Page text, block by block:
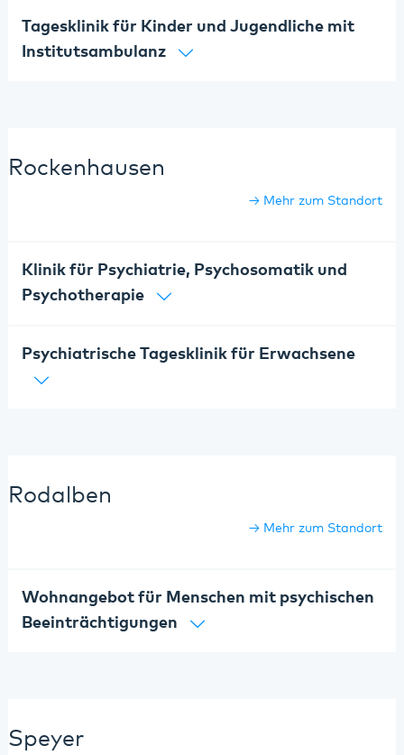
Tagesklinik für Kinder und Jugendliche mit
Institutsambulanz
Rockenhausen
Mehr zum Standort
Klinik für Psychiatrie, Psychosomatik und
Psychotherapie
Psychiatrische Tagesklinik für Erwachsene
Rodalben
Mehr zum Standort
Wohnangebot für Menschen mit psychischen
Beeinträchtigungen
Speyer